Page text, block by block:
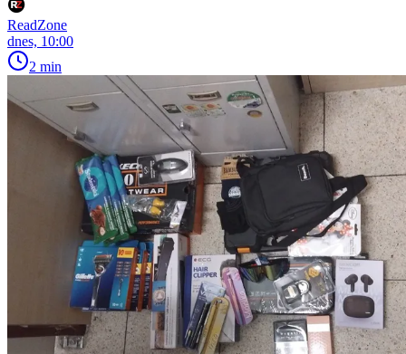
ReadZone
dnes, 10:00
2 min